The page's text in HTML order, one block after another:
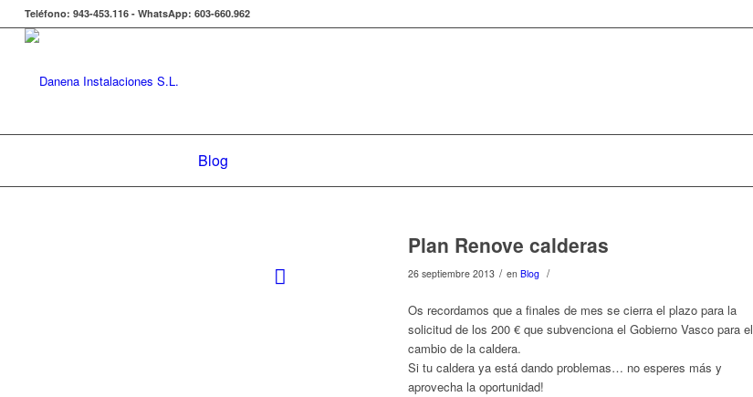
Teléfono: 943-453.116 - WhatsApp: 603-660.962
Blog
Plan Renove calderas
26 septiembre 2013 / en Blog /
Os recordamos que a finales de mes se cierra el plazo para la
solicitud de los 200 € que subvenciona el Gobierno Vasco para el
cambio de la caldera.
Si tu caldera ya está dando problemas… no esperes más y
aprovecha la oportunidad!